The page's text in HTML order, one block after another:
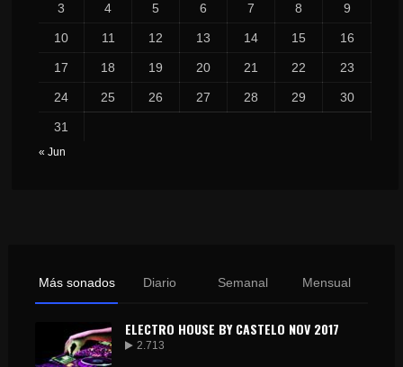
3 4 5 6 7 8 9
10 11 12 13 14 15 16
17 18 19 20 21 22 23
24 25 26 27 28 29 30
31
« Jun
Más sonados Diario Semanal Mensual
ELECTRO HOUSE BY CASTELO NOV 2017
2.713